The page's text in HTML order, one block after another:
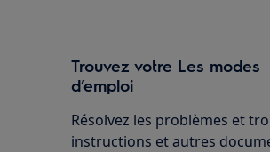
Trouvez votre Les modes
d’emploi
Résolvez les problèmes et
instructions et autres